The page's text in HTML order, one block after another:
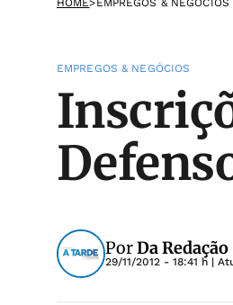
HOME> EMPREGOS & NEGÓCIOS
EMPREGOS & NEGÓCIOS
PorDa Redação
29/11/2012 - 18:41 h |